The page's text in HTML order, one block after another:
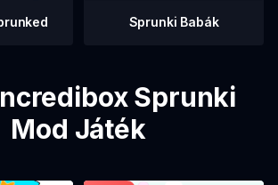
Sprunki Babák
Sprunki
Mod Játék